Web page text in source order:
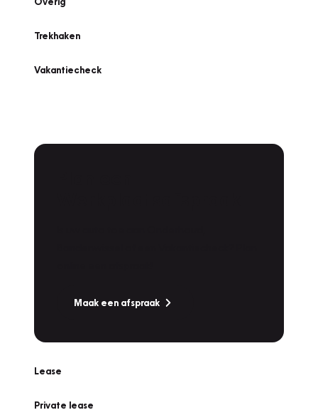
Trekhaken
Vakantiecheck
Maak een afspraak
Lease
Private lease